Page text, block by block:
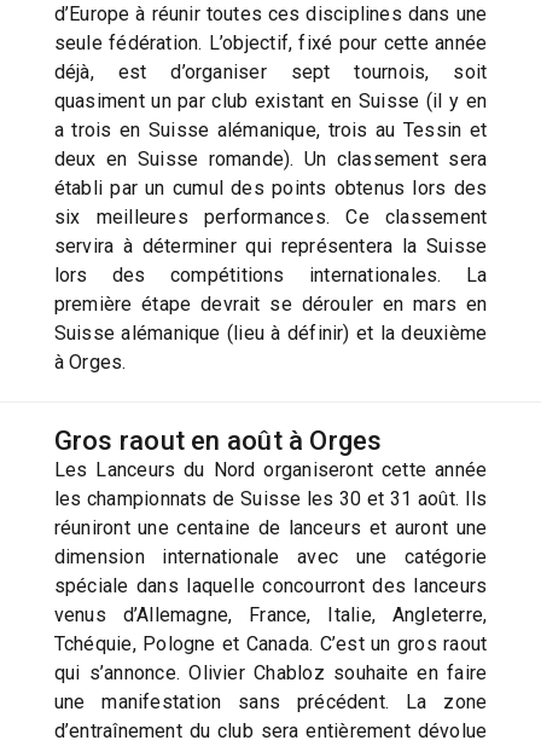
d’Europe à réunir toutes ces disciplines dans une
seule fédération. L’objectif, fixé pour cette année
déjà, est d’organiser sept tournois, soit
quasiment un par club existant en Suisse (il y en
a trois en Suisse alémanique, trois au Tessin et
deux en Suisse romande). Un classement sera
établi par un cumul des points obtenus lors des
six meilleures performances. Ce classement
servira à déterminer qui représentera la Suisse
lors des compétitions internationales. La
première étape devrait se dérouler en mars en
Suisse alémanique (lieu à définir) et la deuxième
à Orges.
Gros raout en août à Orges
Les Lanceurs du Nord organiseront cette année
les championnats de Suisse les 30 et 31 août. Ils
réuniront une centaine de lanceurs et auront une
dimension internationale avec une catégorie
spéciale dans laquelle concourront des lanceurs
venus d’Allemagne, France, Italie, Angleterre,
Tchéquie, Pologne et Canada. C’est un gros raout
qui s’annonce. Olivier Chabloz souhaite en faire
une manifestation sans précédent. La zone
d’entraînement du club sera entièrement dévolue